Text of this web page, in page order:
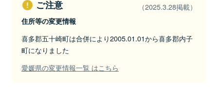
ご注意 （2025.3.28掲載）
住所等の変更情報
喜多郡五十崎町は合併により2005.01.01から喜多郡内子
町になりました
愛媛県の変更情報一覧 はこちら